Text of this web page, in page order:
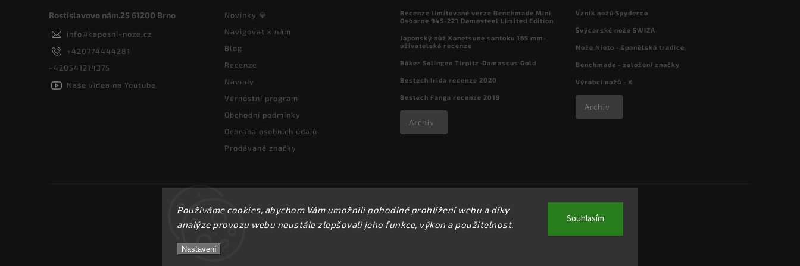
Používáme cookies, abychom Vám umožnili pohodlné prohlížení webu a díky
analýze provozu webu neustále zlepšovali jeho funkce, výkon a použitelnost.
Nastavení
Souhlasím
Rostislavovo nám.25 61200 Brno
info@kapesni-noze.cz
+420774444281
+420541214375
Naše videa na Youtube
Novinky 💎
Navigovat k nám
Blog
Recenze
Návody
Věrnostní program
Obchodní podmínky
Ochrana osobních údajů
Prodávané značky
Recenze limitované verze Benchmade Mini
Osborne 945-221 Damasteel Limited Edition
Japonský nůž Kanetsune santoku 165 mm-
uživatelská recenze
Böker Solingen Tirpitz-Damascus Gold
Bestech Irida recenze 2020
Bestech Fanga recenze 2019
Archiv
Vznik nožů Spyderco
Švýcarské nože SWIZA
Nože Nieto - španělská tradice
Benchmade - založení značky
Výrobci nožů - X
Archiv
Copyright 2026kapesni-noze.cz . Všechna práva vyhrazena.
Upravit nastavení cookies